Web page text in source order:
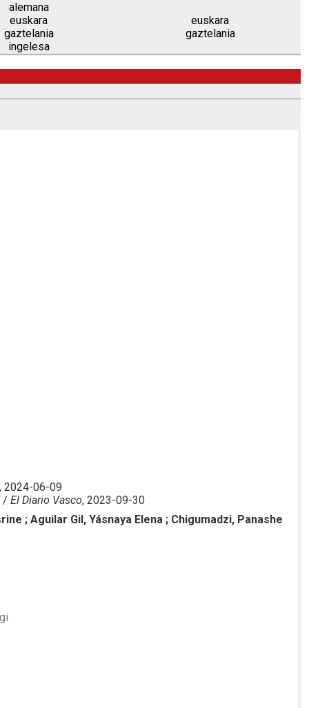
alemana
euskara
gaztelania
ingelesa
euskara
gaztelania
, 2024-06-09
/El Diario Vasco, 2023-09-30
; Aguilar Gil, Yásnaya Elena ; Chigumadzi, Panashe